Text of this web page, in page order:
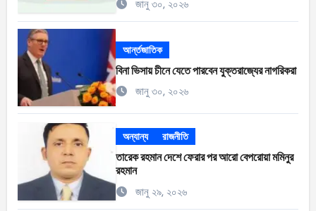
জানু ৩০, ২০২৬
আর্ন্তজাতিক
বিনা ভিসায় চীনে যেতে পারবেন যুক্তরাজ্যের নাগরিকরা
জানু ৩০, ২০২৬
অন্যান্য রাজনীতি
তারেক রহমান দেশে ফেরার পর আরো বেপরোয়া মমিনুর
রহমান
জানু ২৯, ২০২৬